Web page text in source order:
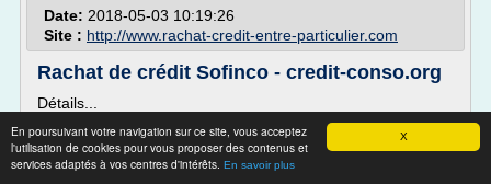
X
En poursuivant votre navigation sur ce site, vous acceptez
l'utilisation de cookies pour vous proposer des contenus et
services adaptés à vos centres d'intérêts. En savoir plus
Date: 2018-05-03 10:19:26
Site : http://www.rachat-credit-entre-particulier.com
Rachat de crédit Sofinco - credit-conso.org
Détails...
Rachat de crédit Sofinco
Une des solutions de crédit proposées par Sofinco est le
rachat de crédits. Il s'agit d'un prêt amortissable qui permet